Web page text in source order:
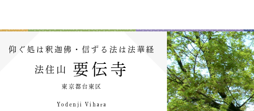
仰ぐ処は釈迦佛・信ずる法は法華経
法住山 要伝寺
東京都台東区
Yodenji Vihara